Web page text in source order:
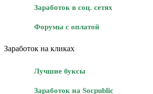
Заработок в соц. сетях
Форумы с оплатой
Заработок на кликах
Лучшие буксы
Заработок на Socpublic